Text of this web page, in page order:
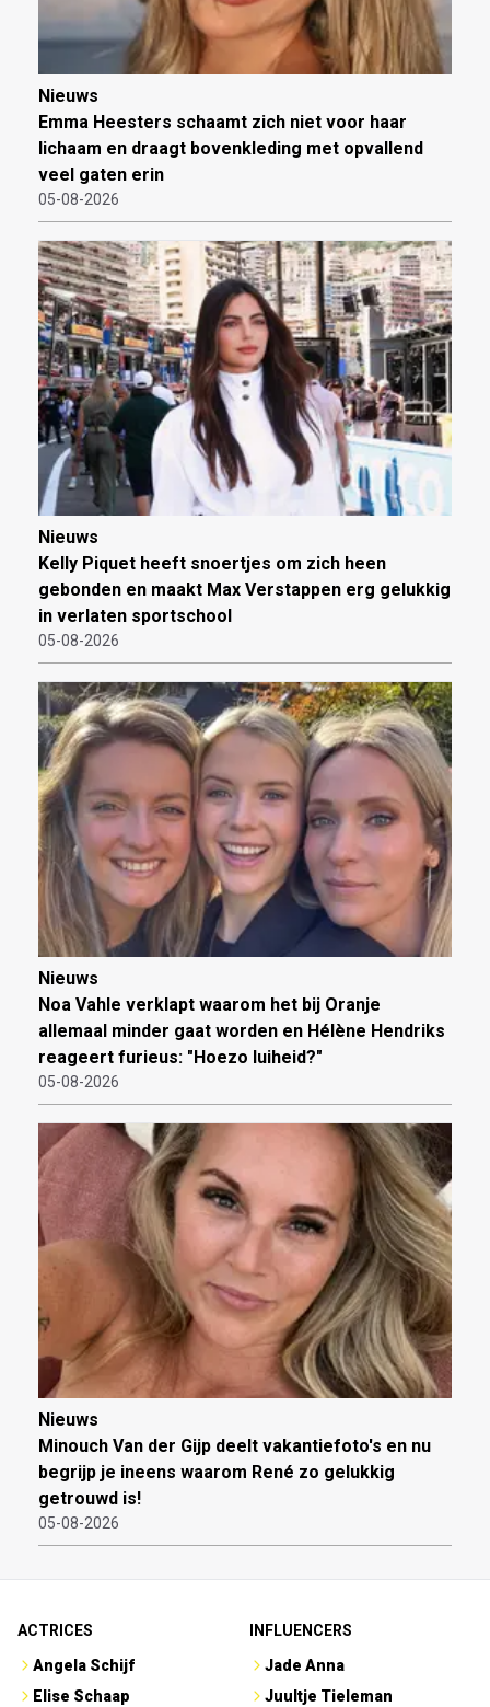
Nieuws
Emma Heesters schaamt zich niet voor haar
lichaam en draagt bovenkleding met opvallend
veel gaten erin
05-08-2026
Nieuws
Kelly Piquet heeft snoertjes om zich heen
gebonden en maakt Max Verstappen erg gelukkig
in verlaten sportschool
05-08-2026
Nieuws
Noa Vahle verklapt waarom het bij Oranje
allemaal minder gaat worden en Hélène Hendriks
reageert furieus: "Hoezo luiheid?"
05-08-2026
Nieuws
Minouch Van der Gijp deelt vakantiefoto's en nu
begrijp je ineens waarom René zo gelukkig
getrouwd is!
05-08-2026
ACTRICES
Angela Schijf
Elise Schaap
INFLUENCERS
Jade Anna
Juultje Tieleman